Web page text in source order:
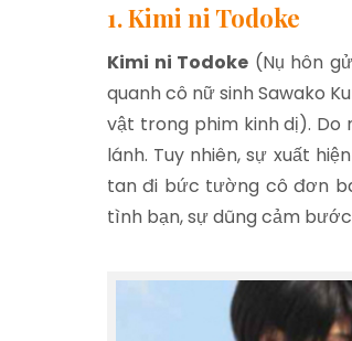
1. Kimi ni Todoke
Kimi ni Todoke (Nụ hôn
quanh cô nữ sinh Sawako
vật trong phim kinh dị). Do
lánh. Tuy nhiên, sự xuất
tan đi bức tường cô đơn
tình bạn, sự dũng cảm